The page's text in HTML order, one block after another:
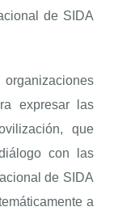
de SIDA
expresar las
que
con las
de SIDA
a